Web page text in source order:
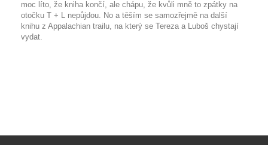
moc líto, že kniha končí, ale chápu, že kvůli mně to zpátky na
otočku T + L nepůjdou. No a těším se samozřejmě na další
knihu z Appalachian trailu, na který se Tereza a Luboš chystají
vydat.